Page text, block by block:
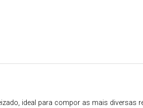
ideal para compor as mais diversas